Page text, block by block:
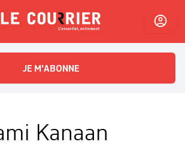
CourrierL'essentiel, autrement
JE M'ABONNE
Kanaan